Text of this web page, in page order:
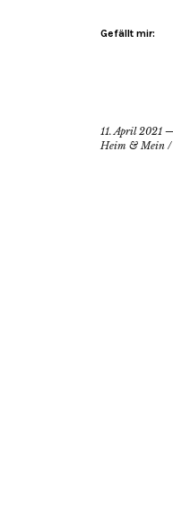
Gefällt mir:
11. April 2021
Heim & Mein /